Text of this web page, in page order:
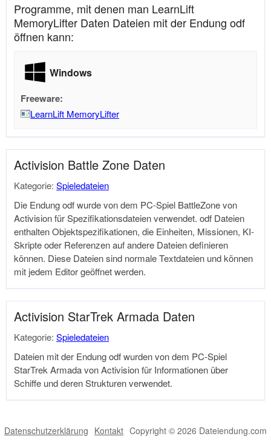
Programme, mit denen man LearnLift
MemoryLifter Daten Dateien mit der Endung odf
öffnen kann:
Windows
Freeware:
LearnLift MemoryLifter
Activision Battle Zone Daten
Kategorie: Spieledateien
Die Endung odf wurde von dem PC-Spiel BattleZone von
Activision für Spezifikationsdateien verwendet. odf Dateien
enthalten Objektspezifikationen, die Einheiten, Missionen, KI-
Skripte oder Referenzen auf andere Dateien definieren
können. Diese Dateien sind normale Textdateien und können
mit jedem Editor geöffnet werden.
Activision StarTrek Armada Daten
Kategorie: Spieledateien
Dateien mit der Endung odf wurden von dem PC-Spiel
StarTrek Armada von Activision für Informationen über
Schiffe und deren Strukturen verwendet.
Datenschutzerklärung Kontakt Copyright © 2026 Dateiendung.com